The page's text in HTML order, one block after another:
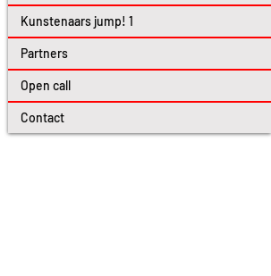
Kunstenaars jump! 1
Partners
Open call
Contact